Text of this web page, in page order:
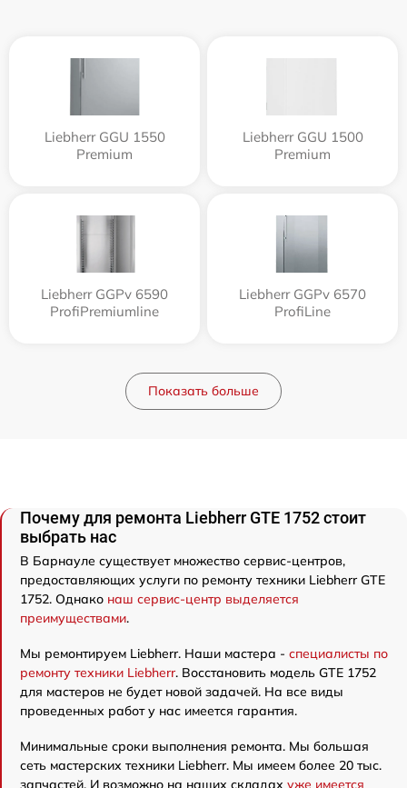
Liebherr GGU 1550
Premium
Liebherr GGU 1500
Premium
Liebherr GGPv 6590
ProfiPremiumline
Liebherr GGPv 6570
ProfiLine
Показать больше
Почему для ремонта Liebherr GTE 1752 стоит
выбрать нас
В Барнауле существует множество сервис-центров,
предоставляющих услуги по ремонту техники Liebherr GTE
1752. Однако наш сервис-центр выделяется
преимуществами.
Мы ремонтируем Liebherr. Наши мастера - специалисты по
ремонту техники Liebherr. Восстановить модель GTE 1752
для мастеров не будет новой задачей. На все виды
проведенных работ у нас имеется гарантия.
Минимальные сроки выполнения ремонта. Мы большая
сеть мастерских техники Liebherr. Мы имеем более 20 тыс.
запчастей. И возможно на наших складах уже имеется